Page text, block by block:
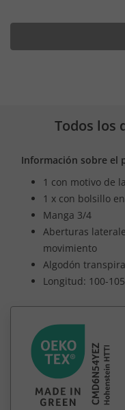
Todos los
Información sobre el
1 con motivo de
1 x con bolsillo
Manga 3/4
Aberturas
movimiento
Algodón
Longitud: 100-